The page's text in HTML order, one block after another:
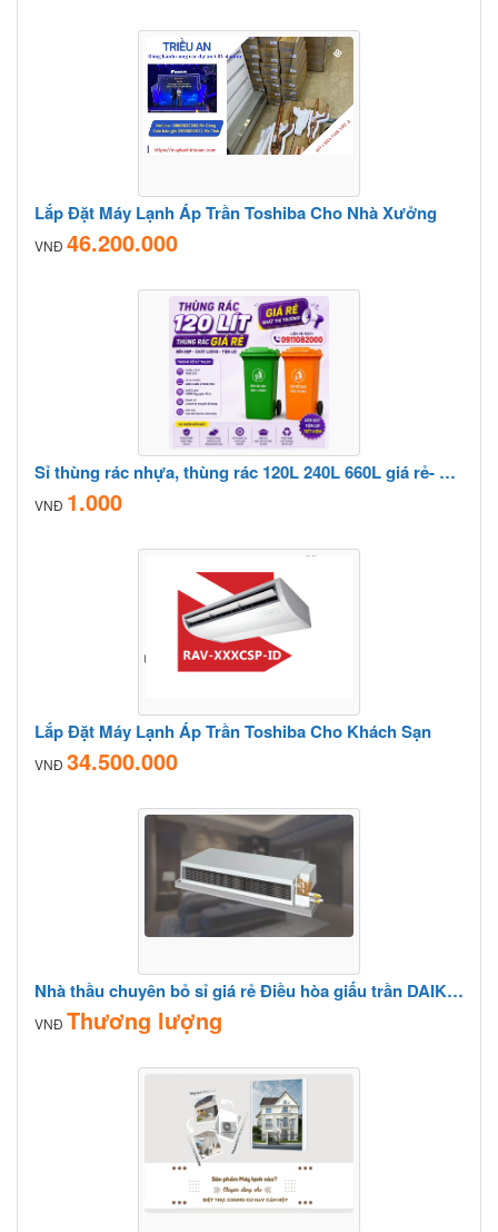
Lắp Đặt Máy Lạnh Áp Trần Toshiba Cho Nhà Xưởng
VNĐ 46.200.000
Sỉ thùng rác nhựa, thùng rác 120L 240L 660L giá rẻ- giao hàng tận nơi- lh 0911082000
VNĐ 1.000
Lắp Đặt Máy Lạnh Áp Trần Toshiba Cho Khách Sạn
VNĐ 34.500.000
Nhà thầu chuyên bỏ sỉ giá rẻ Điều hòa giấu trần DAIKIN/Thương hiệu uy tín cho các công trình
VNĐ Thương lượng